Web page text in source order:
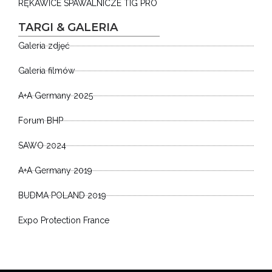
RĘKAWICE SPAWALNICZE TIG PRO
TARGI & GALERIA
Galeria zdjęć
Galeria filmów
A+A Germany 2025
Forum BHP
SAWO 2024
A+A Germany 2019
BUDMA POLAND 2019
Expo Protection France